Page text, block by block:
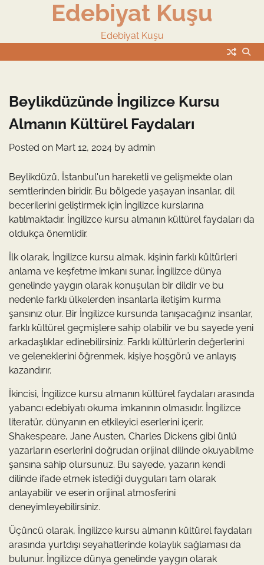
Edebiyat Kuşu
Edebiyat Kuşu
Beylikdüzünde İngilizce Kursu
Almanın Kültürel Faydaları
Posted on Mart 12, 2024 by admin
Beylikdüzü, İstanbul'un hareketli ve gelişmekte olan
semtlerinden biridir. Bu bölgede yaşayan insanlar, dil
becerilerini geliştirmek için İngilizce kurslarına
katılmaktadır. İngilizce kursu almanın kültürel faydaları da
oldukça önemlidir.
İlk olarak, İngilizce kursu almak, kişinin farklı kültürleri
anlama ve keşfetme imkanı sunar. İngilizce dünya
genelinde yaygın olarak konuşulan bir dildir ve bu
nedenle farklı ülkelerden insanlarla iletişim kurma
şansınız olur. Bir İngilizce kursunda tanışacağınız insanlar,
farklı kültürel geçmişlere sahip olabilir ve bu sayede yeni
arkadaşlıklar edinebilirsiniz. Farklı kültürlerin değerlerini
ve geleneklerini öğrenmek, kişiye hoşgörü ve anlayış
kazandırır.
İkincisi, İngilizce kursu almanın kültürel faydaları arasında
yabancı edebiyatı okuma imkanının olmasıdır. İngilizce
literatür, dünyanın en etkileyici eserlerini içerir.
Shakespeare, Jane Austen, Charles Dickens gibi ünlü
yazarların eserlerini doğrudan orijinal dilinde okuyabilme
şansına sahip olursunuz. Bu sayede, yazarın kendi
dilinde ifade etmek istediği duyguları tam olarak
anlayabilir ve eserin orijinal atmosferini
deneyimleyebilirsiniz.
Üçüncü olarak, İngilizce kursu almanın kültürel faydaları
arasında yurtdışı seyahatlerinde kolaylık sağlaması da
bulunur. İngilizce dünya genelinde yaygın olarak